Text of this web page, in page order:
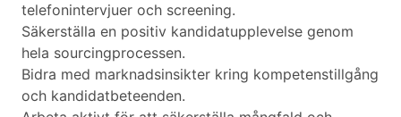
telefonintervjuer och screening.
Säkerställa en positiv kandidatupplevelse genom
hela sourcingprocessen.
Bidra med marknadsinsikter kring kompetenstillgång
och kandidatbeteenden.